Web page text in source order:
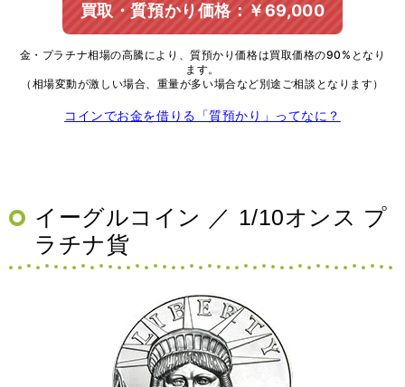
買取・質預かり価格：￥69,000
金・プラチナ相場の高騰により、質預かり価格は買取価格の90%となり
ます。
（相場変動が激しい場合、重量が多い場合など別途ご相談となります）
コインでお金を借りる「質預かり」ってなに？
イーグルコイン ／ 1/10オンス プ
ラチナ貨